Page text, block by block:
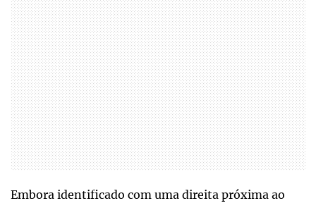
Embora identificado com uma direita próxima ao